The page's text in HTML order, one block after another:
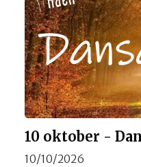
10 oktober -
10/10/2026